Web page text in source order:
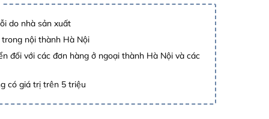
do nhà sản xuất
nội thành Hà Nội
đối với các đơn hàng ở ngoại thành Hà Nội và các
có giá trị trên 5 triệu